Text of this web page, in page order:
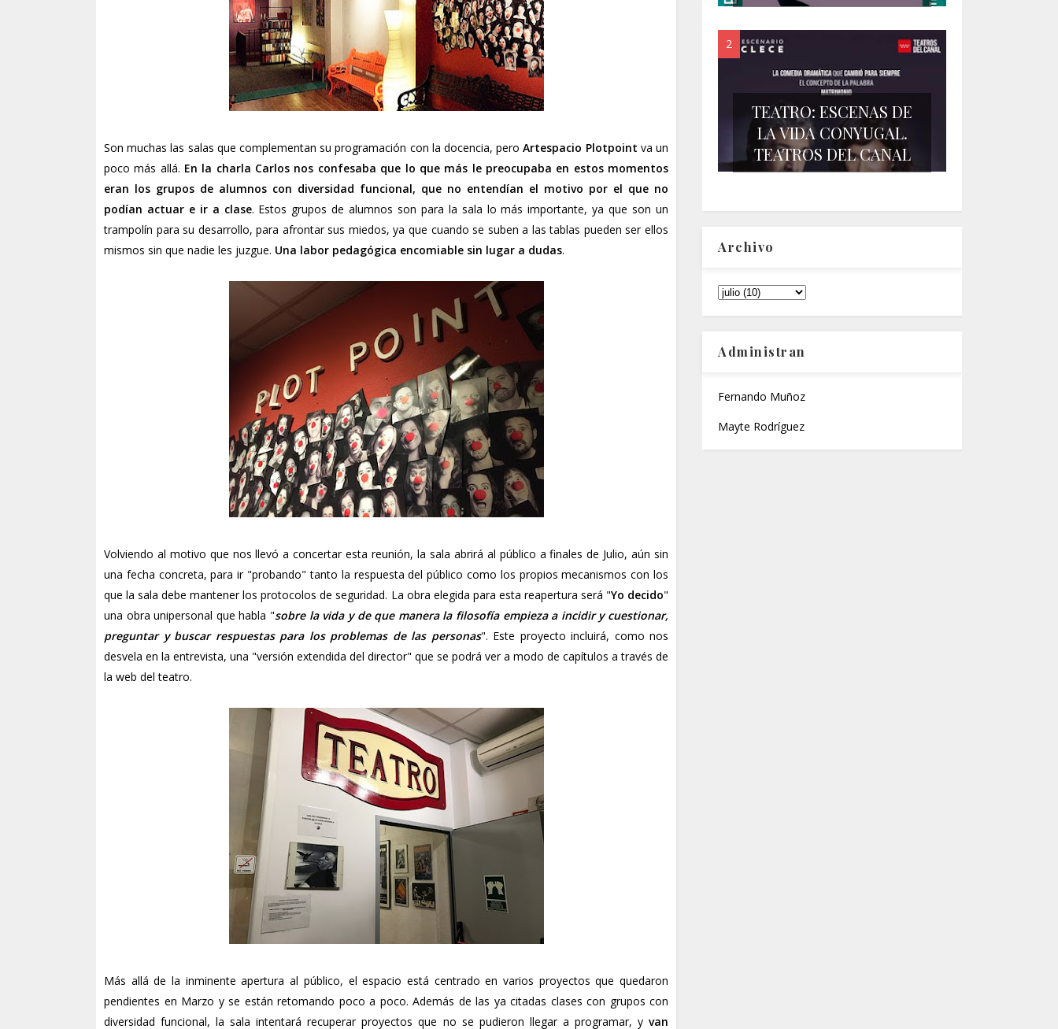
Son muchas las salas que complementan su programación con la docencia, peroArtespacio Plotpoint va un
poco más allá. En la charla Carlos nos confesaba que lo que más le preocupaba en estos momentos
eran los grupos de alumnos con diversidad funcional, que no entendían el motivo por el que no
podían actuar e ir a clase. Estos grupos de alumnos son para la sala lo más importante, ya que son un
trampolín para su desarrollo, para afrontar sus miedos, ya que cuando se suben a las tablas pueden ser ellos
mismos sin que nadie les juzgue. Una labor pedagógica encomiable sin lugar a dudas.
Volviendo al motivo que nos llevó a concertar esta reunión, la sala abrirá al público a finales de Julio, aún sin
una fecha concreta, para ir "probando" tanto la respuesta del público como los propios mecanismos con los
que la sala debe mantener los protocolos de seguridad. La obra elegida para esta reapertura será "Yo decido"
una obra unipersonal que habla "sobre la vida y de que manera la filosofía empieza a incidir y cuestionar,
preguntar y buscar respuestas para los problemas de las personas". Este proyecto incluirá, como nos
desvela en la entrevista, una "versión extendida del director" que se podrá ver a modo de capítulos a través de
la web del teatro.
Más allá de la inminente apertura al público, el espacio está centrado en varios proyectos que quedaron
pendientes en Marzo y se están retomando poco a poco. Además de las ya citadas clases con grupos con
diversidad funcional, la sala intentará recuperar proyectos que no se pudieron llegar a programar, y van
TEATRO: ESCENAS DE
LA VIDA CONYUGAL.
TEATROS DEL CANAL
Archivo
Administran
Fernando Muñoz
Mayte Rodríguez